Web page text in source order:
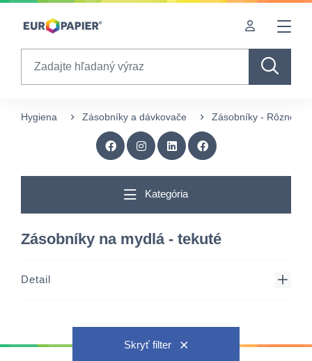
Table Of Content
Hygiena Zásobníky a dávkovače Zásobníky - Rôzne
Kategória
Zásobníky na mydlá - tekuté
Detail
Skryť filter